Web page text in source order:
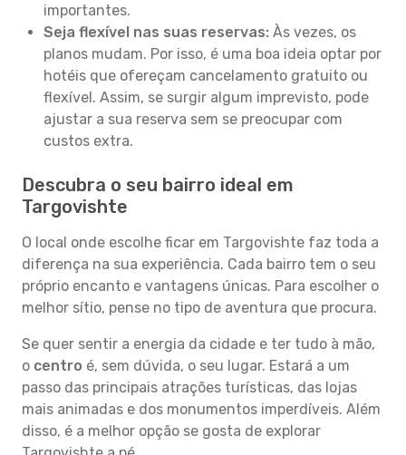
importantes.
Seja flexível nas suas reservas: Às vezes, os
planos mudam. Por isso, é uma boa ideia optar por
hotéis que ofereçam cancelamento gratuito ou
flexível. Assim, se surgir algum imprevisto, pode
ajustar a sua reserva sem se preocupar com
custos extra.
Descubra o seu bairro ideal em
Targovishte
O local onde escolhe ficar em Targovishte faz toda a
diferença na sua experiência. Cada bairro tem o seu
próprio encanto e vantagens únicas. Para escolher o
melhor sítio, pense no tipo de aventura que procura.
Se quer sentir a energia da cidade e ter tudo à mão,
o centro é, sem dúvida, o seu lugar. Estará a um
passo das principais atrações turísticas, das lojas
mais animadas e dos monumentos imperdíveis. Além
disso, é a melhor opção se gosta de explorar